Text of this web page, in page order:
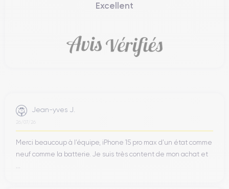
Excellent
Jean-yves J.
26/07/26
Merci beaucoup à l’équipe, iPhone 15 pro max d’un état comme
neuf comme la batterie. Je suis très content de mon achat et